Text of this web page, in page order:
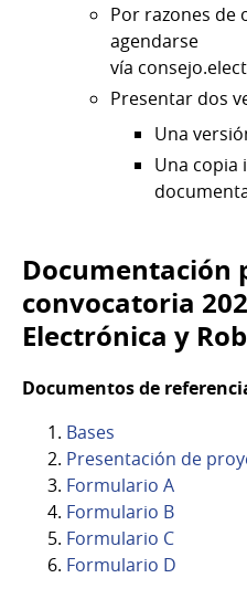
Por razones de
agendarse
vía
Presentar dos
Una
Una copia
Documentación
convocatoria
Electrónica y
Documentos de
Bases
Presentación de
Formulario A
Formulario B
Formulario C
Formulario D